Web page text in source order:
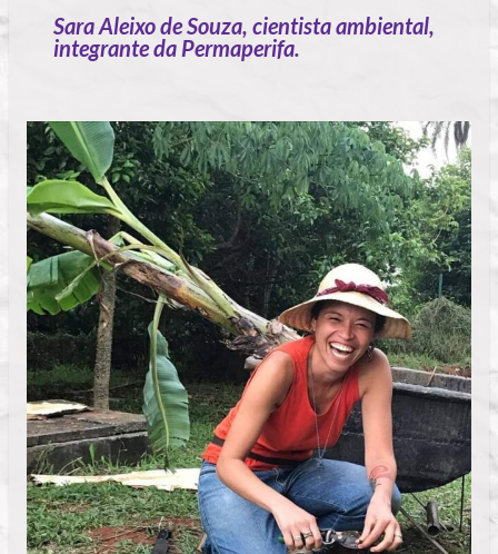
Sara Aleixo de Souza, cientista ambiental,
integrante da Permaperifa.